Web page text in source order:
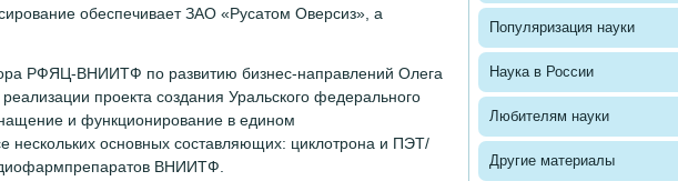
обеспечивает ЗАО «Русатом Оверсиз», а
РФЯЦ-ВНИИТФ по развитию бизнес-направлений Олега
проекта создания Уральского федерального
и функционирование в едином
нескольких основных составляющих: циклотрона и ПЭТ/
ВНИИТФ.
Популяризация науки
Наука в России
Любителям науки
Другие материалы